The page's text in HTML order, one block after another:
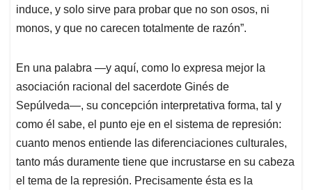
induce, y solo sirve para probar que no son osos, ni
monos, y que no carecen totalmente de razón”.
En una palabra ―y aquí, como lo expresa mejor la
asociación racional del sacerdote Ginés de
Sepúlveda―, su concepción interpretativa forma, tal y
como él sabe, el punto eje en el sistema de represión:
cuanto menos entiende las diferenciaciones culturales,
tanto más duramente tiene que incrustarse en su cabeza
el tema de la represión. Precisamente ésta es la